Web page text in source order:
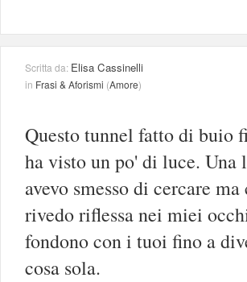
Scritta da: Elisa Cassinelli
in Frasi & Aforismi (Amore)
Questo tunnel fatto di buio
ha visto un po' di luce. Una
avevo smesso di cercare ma
rivedo riflessa nei miei
fondono con i tuoi fino a
cosa sola.